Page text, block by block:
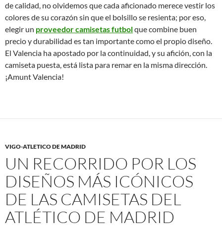
de calidad, no olvidemos que cada aficionado merece vestir los
colores de su corazón sin que el bolsillo se resienta; por eso,
elegir un proveedor camisetas futbolque combine buen
precio y durabilidad es tan importante como el propio diseño.
El Valencia ha apostado por la continuidad, y su afición, con la
camiseta puesta, está lista para remar en la misma dirección.
¡Amunt Valencia!
VIGO-ATLETICO DE MADRID
UN RECORRIDO POR LOS
DISEÑOS MÁS ICÓNICOS
DE LAS CAMISETAS DEL
ATLÉTICO DE MADRID